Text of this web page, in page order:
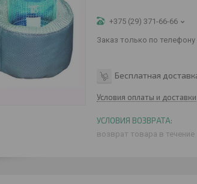
+375 (29) 371-66-66
Заказ только по телефону
Бесплатная
Условия оплаты и доставки
возврат товара в течение